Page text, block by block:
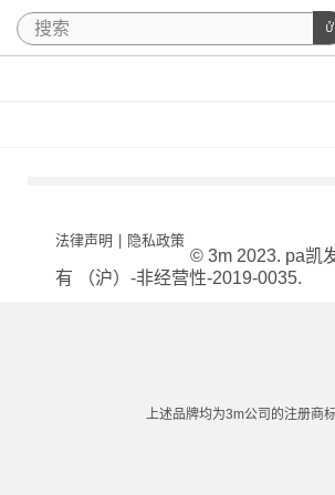
法律声明 | 隐私政策
© 3m 2023. pa凯
有 （沪）-非经营性-2019-0035.
上述品牌均为3m公司的注册商标